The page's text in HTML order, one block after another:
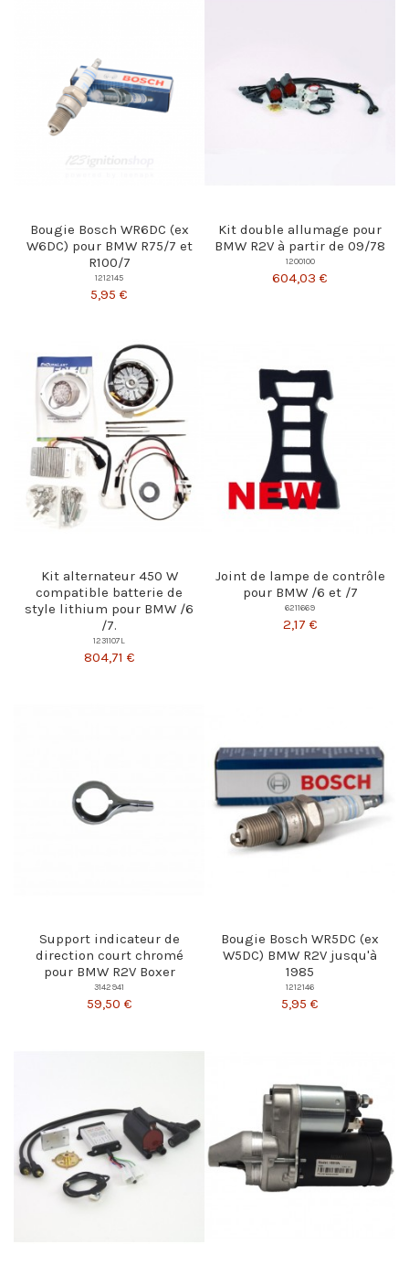
Bougie Bosch WR6DC (ex
W6DC) pour BMW R75/7 et
R100/7
1212145
5,95 €
Kit double allumage pour
BMW R2V à partir de 09/78
1200100
604,03 €
Kit alternateur 450 W
compatible batterie de
style lithium pour BMW /6
/7.
1231107L
804,71 €
Joint de lampe de contrôle
pour BMW /6 et /7
6211669
2,17 €
Support indicateur de
direction court chromé
pour BMW R2V Boxer
3142941
59,50 €
Bougie Bosch WR5DC (ex
W5DC) BMW R2V jusqu'à
1985
1212146
5,95 €